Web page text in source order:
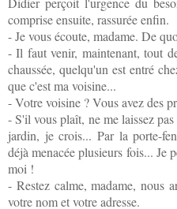
comprise ensuite, rassurée enfin.
- Je vous écoute, madame. De
- Il faut venir, maintenant, tout
chaussée, quelqu'un est entré
que c'est ma voisine...
- Votre voisine ? Vous avez des
- S'il vous plaît, ne me laissez
jardin, je crois... Par la porte-
déjà menacée plusieurs fois... Je
moi !
- Restez calme, madame, nous
votre nom et votre adresse.